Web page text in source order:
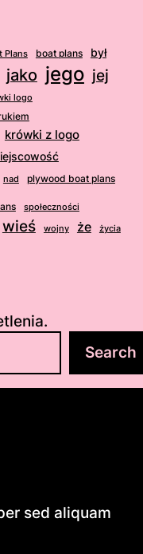
Plans boat plans był
jako jego jej
logo
krówki z logo
nad plywood boat plans
społeczności
wieś wojny że życia
Search
sed aliquam